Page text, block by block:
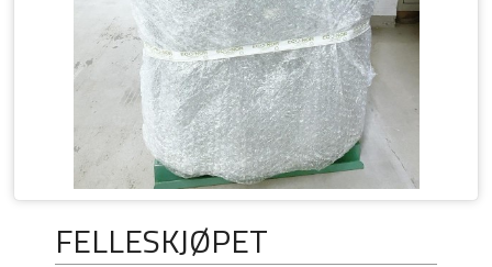
FELLESKJØPET